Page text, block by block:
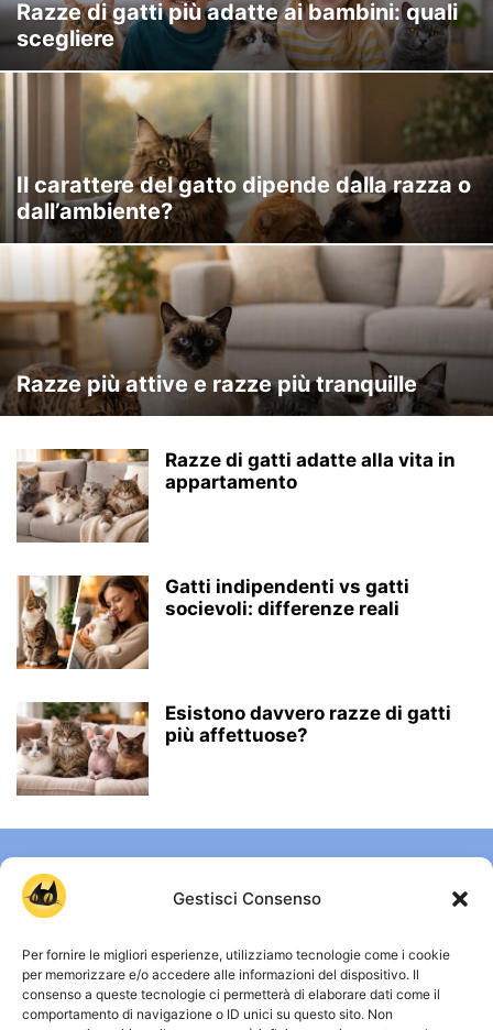
Gestisci Consenso
Per fornire le migliori esperienze, utilizziamo tecnologie come i cookie
per memorizzare e/o accedere alle informazioni del dispositivo. Il
consenso a queste tecnologie ci permetterà di elaborare dati come il
comportamento di navigazione o ID unici su questo sito. Non
Razze di gatti più adatte ai bambini: quali
scegliere
Il carattere del gatto dipende dalla razza o
dall’ambiente?
Razze più attive e razze più tranquille
Razze di gatti adatte alla vita in
appartamento
Gatti indipendenti vs gatti
socievoli: differenze reali
Esistono davvero razze di gatti
più affettuose?
CHI SIAMO